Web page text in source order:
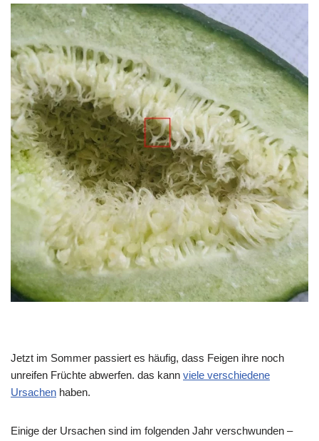
Jetzt im Sommer passiert es häufig, dass Feigen ihre noch
unreifen Früchte abwerfen. das kann viele verschiedene
Ursachen haben.
Einige der Ursachen sind im folgenden Jahr verschwunden –